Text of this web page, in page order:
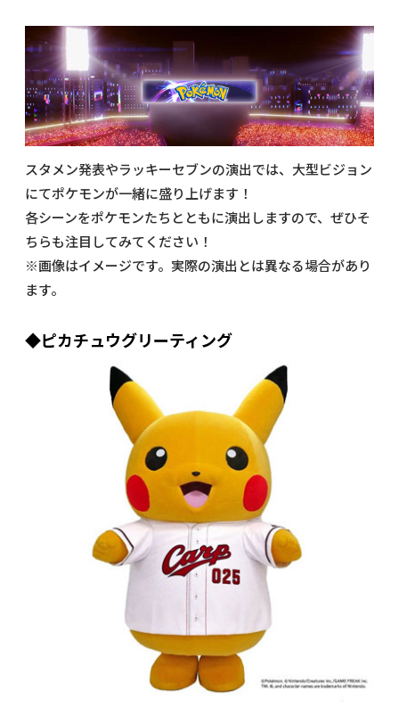
スタメン発表やラッキーセブンの演出では、大型ビジョン
にてポケモンが一緒に盛り上げます！
各シーンをポケモンたちとともに演出しますので、ぜひそ
ちらも注目してみてください！
※画像はイメージです。実際の演出とは異なる場合があり
ます。
◆ピカチュウグリーティング